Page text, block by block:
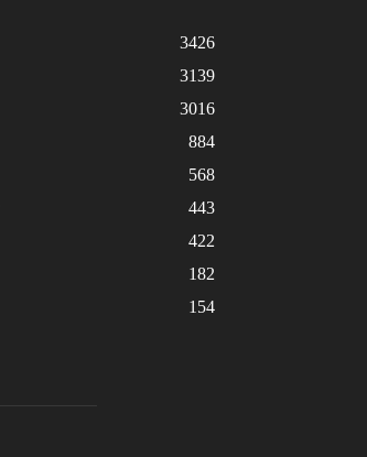
3426
3139
3016
884
568
443
422
182
154